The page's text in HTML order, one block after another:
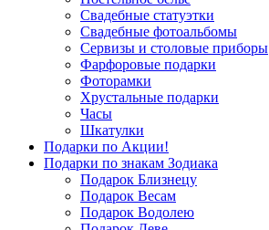
Свадебные статуэтки
Свадебные фотоальбомы
Сервизы и столовые приборы
Фарфоровые подарки
Фоторамки
Хрустальные подарки
Часы
Шкатулки
Подарки по Акции!
Подарки по знакам Зодиака
Подарок Близнецу
Подарок Весам
Подарок Водолею